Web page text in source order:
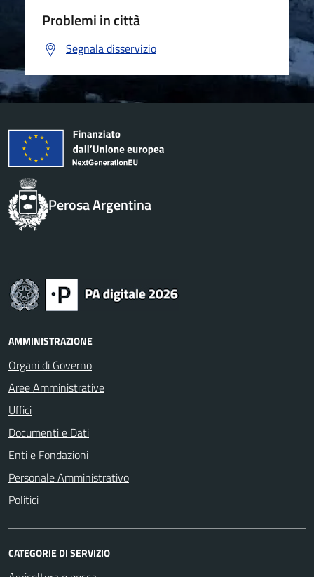
Problemi in città
Segnala disservizio
Perosa Argentina
AMMINISTRAZIONE
Organi di Governo
Aree Amministrative
Uffici
Documenti e Dati
Enti e Fondazioni
Personale Amministrativo
Politici
CATEGORIE DI SERVIZIO